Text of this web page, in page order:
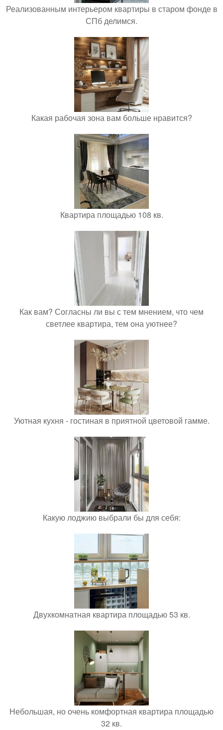
Реализованным интерьером квартиры в старом фонде в
СПб делимся.
Какая рабочая зона вам больше нравится?
Квартира площадью 108 кв.
Как вам? Согласны ли вы с тем мнением, что чем
светлее квартира, тем она уютнее?
Уютная кухня - гостиная в приятной цветовой гамме.
Какую лоджию выбрали бы для себя:
Двухкомнатная квартира площадью 53 кв.
Небольшая, но очень комфортная квартира площадью
32 кв.